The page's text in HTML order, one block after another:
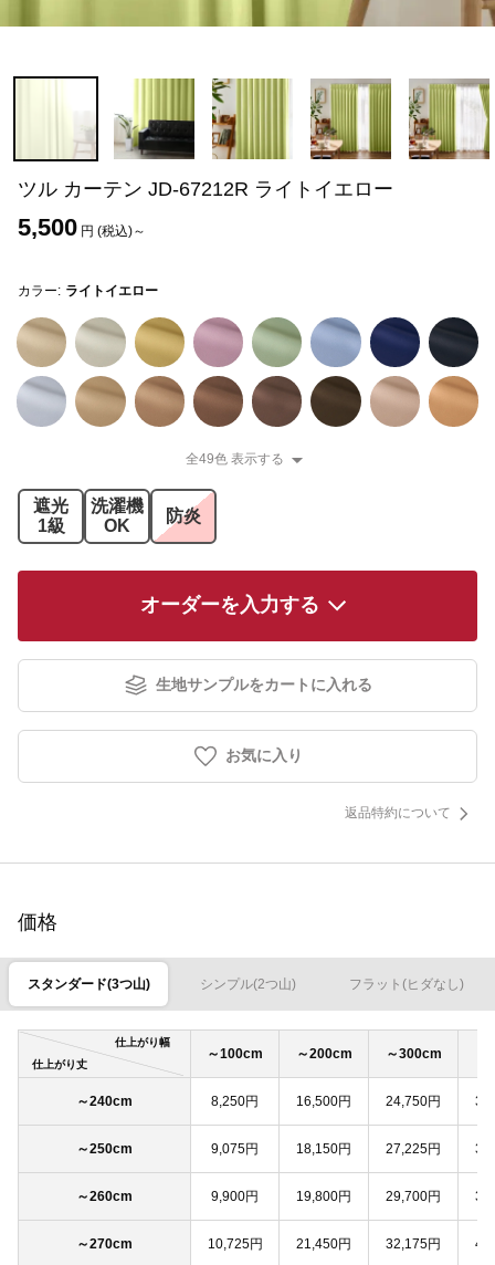
ツル カーテン JD-67212R ライトイエロー
5,500 円 (税込)～
カラー: ライトイエロー
全49色 表示する
遮光
1級
洗濯機
OK
防炎
オーダーを入力する
生地サンプルをカートに入れる
お気に入り
返品特約について
価格
スタンダード(3つ山) シンプル(2つ山) フラット(ヒダなし)
仕上がり幅
仕上がり丈
～100cm ～200cm ～300cm
～240cm 8,250円 16,500円 24,750円
～250cm 9,075円 18,150円 27,225円
～260cm 9,900円 19,800円 29,700円
～270cm 10,725円 21,450円 32,175円